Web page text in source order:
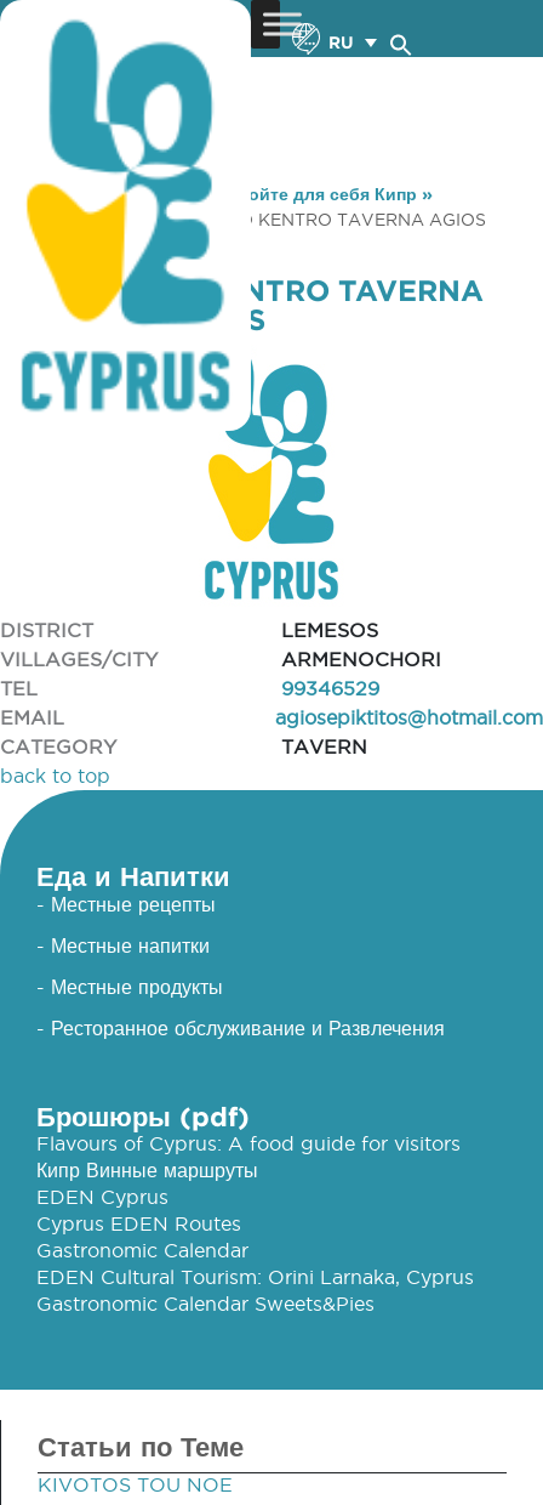
RU
You are here: Home »Откройте для себя Кипр »
Gastronomy
»
POLITISTIKO KENTRO TAVERNA AGIOS
EPIKTITOS
POLITISTIKO KENTRO TAVERNA
AGIOS EPIKTITOS
DISTRICT
LEMESOS
VILLAGES/CITY
ARMENOCHORI
TEL
99346529
EMAIL
agiosepiktitos@hotmail.com
CATEGORY
TAVERN
back to top
Еда и Напитки
- Местные рецепты
- Местные напитки
- Местные продукты
- Ресторанное обслуживание и Развлечения
Брошюры (pdf)
Flavours of Cyprus: A food guide for visitors
Кипр Винные маршруты
EDEN Cyprus
Cyprus EDEN Routes
Gastronomic Calendar
EDEN Cultural Tourism: Orini Larnaka, Cyprus
Gastronomic Calendar Sweets&Pies
Статьи по Теме
KIVOTOS TOU NOE